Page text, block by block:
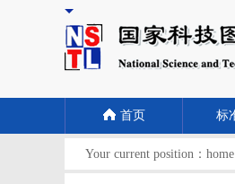
首页 标
Your current position： home